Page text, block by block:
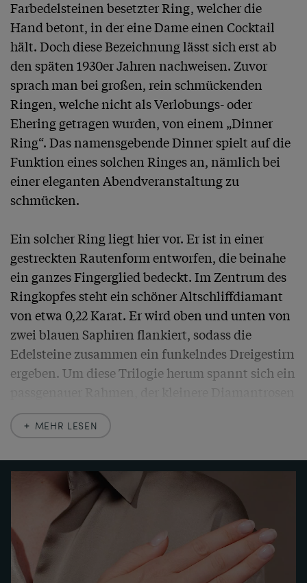
Farbedelsteinen besetzter Ring, welcher die
Hand betont, in der eine Dame einen Cocktail
hält. Doch diese Bezeichnung lässt sich erst ab
den späten 1930er Jahren nachweisen. Zuvor
sprach man bei großen, rein schmückenden
Ringen, welche nicht als Verlobungs- oder
Ehering getragen wurden, von einem „Dinner
Ring“. Das namensgebende Dinner spielt auf die
Funktion eines solchen Ringes an, nämlich bei
einer eleganten Abendveranstaltung zu
schmücken.
Ein solcher Ring liegt hier vor. Er ist in einer
gestreckten Rautenform entworfen, die beinahe
ein ganzes Fingerglied bedeckt. Im Zentrum des
Ringkopfes steht ein schöner Altschliffdiamant
von etwa 0,22 Karat. Er wird oben und unten von
zwei blauen Saphiren flankiert, sodass die
Edelsteine zusammen ein funkelndes Dreigestirn
ergeben. Um diese Trilogie herum spannt sich ein
die Schultern leuchtend weiß strahlen, denn das
frühe Weißgold, aus dem der Ring gearbeitet ist,
zeigt sich zeittypisch leicht gelb. Seine
Verarbeitung ebenso wie der charakteristisch
geometrische Entwurf und die Diamantschliffe
lassen uns den Ring in die Jahre um 1930
MEHR LESEN